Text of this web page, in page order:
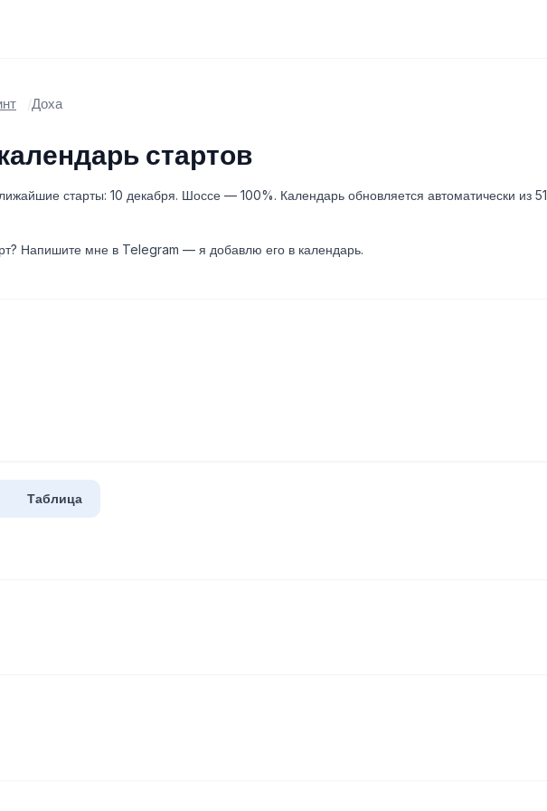
Доха
стартов
старты: 10 декабря. Шоссе — 100%. Календарь обновляется автоматически из 51
Напишите мне в Telegram — я добавлю его в календарь.
Таблица